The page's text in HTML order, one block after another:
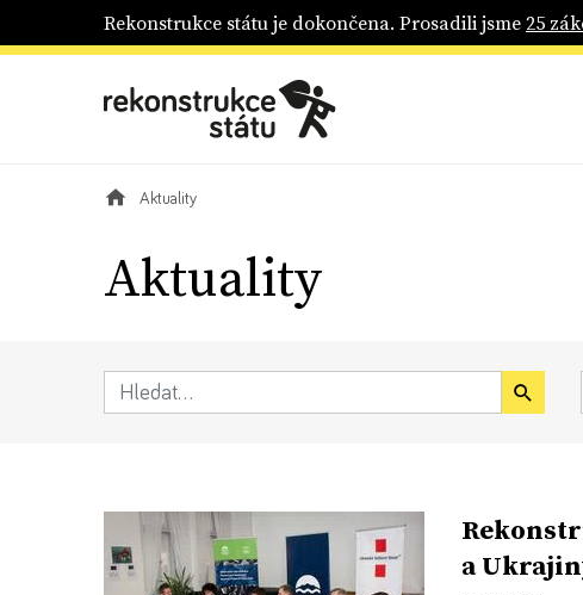
Rekonstrukce státu je dokončena. Prosadili jsme25
Aktuality
Aktuality
a